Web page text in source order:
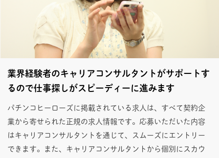
業界経験者のキャリアコンサルタントがサポートす
るので仕事探しがスピーディーに進みます
パチンコヒーローズに掲載されている求人は、すべて契約企
業から寄せられた正規の求人情報です。応募いただいた内容
はキャリアコンサルタントを通じて、スムーズにエントリー
できます。また、キャリアコンサルタントから個別にスカウ